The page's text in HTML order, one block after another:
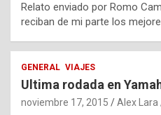
Relato enviado por Romo
reciban de mi parte los
GENERAL VIAJES
Ultima rodada en
noviembre 17, 2015 Alex Lara